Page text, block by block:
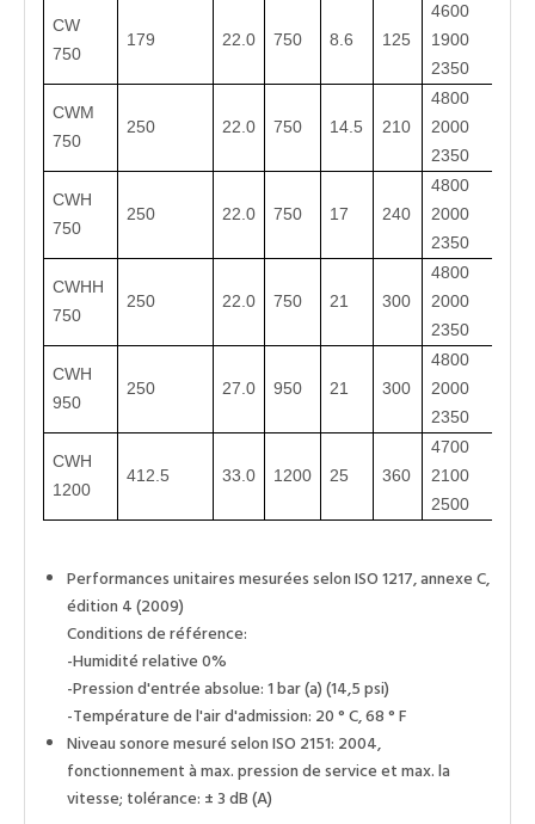
CW
750
179 22.0 750 8.6 125
4600 *
1900 *
2350
CWM
750
250 22.0 750 14.5 210
4800 *
2000 *
2350
CWH
750
250 22.0 750 17 240
4800 *
2000 *
2350
CWHH
750
250 22.0 750 21 300
4800 *
2000 *
2350
CWH
950
250 27.0 950 21 300
4800 *
2000 *
2350
CWH
1200
412.5 33.0 1200 25 360
4700 *
2100 *
2500
Performances unitaires mesurées selon ISO 1217, annexe C,
édition 4 (2009)
Conditions de référence:
-Humidité relative 0%
-Pression d'entrée absolue: 1 bar (a) (14,5 psi)
-Température de l'air d'admission: 20 ° C, 68 ° F
Niveau sonore mesuré selon ISO 2151: 2004,
fonctionnement à max. pression de service et max. la
vitesse; tolérance: ± 3 dB (A)